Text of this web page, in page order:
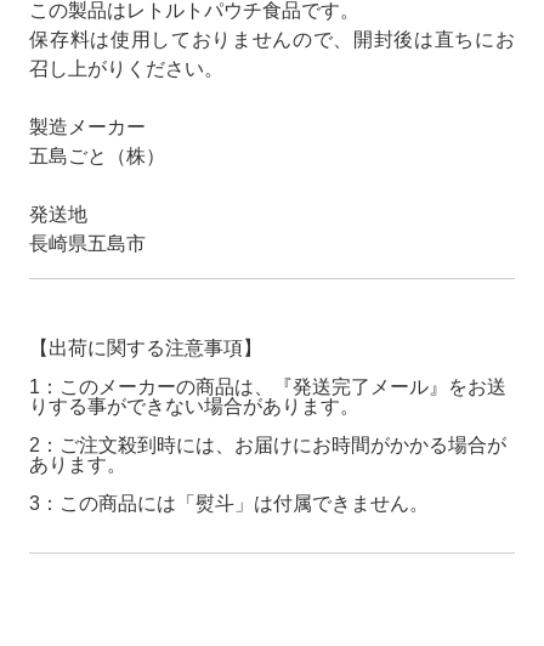
この製品はレトルトパウチ食品です。
保存料は使用しておりませんので、開封後は直ちにお
召し上がりください。
製造メーカー
五島ごと（株）
発送地
長崎県五島市
【出荷に関する注意事項】
1：このメーカーの商品は、『発送完了メール』をお送
りする事ができない場合があります。
2：ご注文殺到時には、お届けにお時間がかかる場合が
あります。
3：この商品には「熨斗」は付属できません。